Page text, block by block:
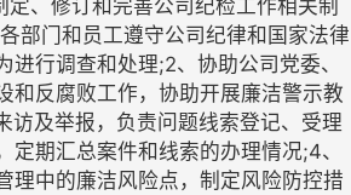
定、修订和完善公司纪检工作相关制
部门和员工遵守公司纪律和国家法律
进行调查和处理;2、协助公司党委、
和反腐败工作，协助开展廉洁警示教
访及举报，负责问题线索登记、受理
定期汇总案件和线索的办理情况;4、
理中的廉洁风险点，制定风险防控措